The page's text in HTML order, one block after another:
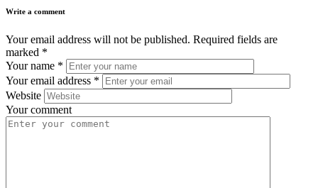
Write a comment
Your email address will not be published. Required fields are
marked *
Your name *
Your email address *
Website
Your comment